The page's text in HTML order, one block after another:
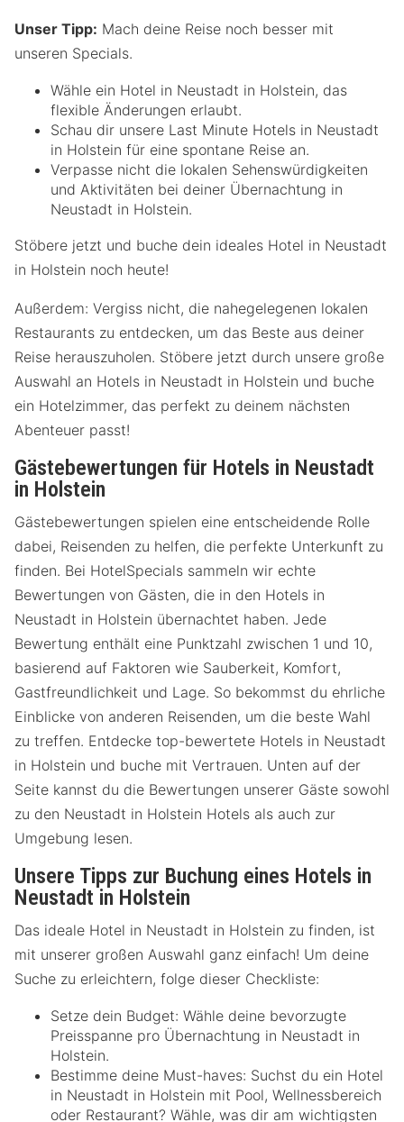
Unser Tipp: Mach deine Reise noch besser mit
unseren Specials.
Wähle ein Hotel in Neustadt in Holstein, das
flexible Änderungen erlaubt.
Schau dir unsere Last Minute Hotels in Neustadt
in Holstein für eine spontane Reise an.
Verpasse nicht die lokalen Sehenswürdigkeiten
und Aktivitäten bei deiner Übernachtung in
Neustadt in Holstein.
Stöbere jetzt und buche dein ideales Hotel in Neustadt
in Holstein noch heute!
Außerdem: Vergiss nicht, die nahegelegenen lokalen
Restaurants zu entdecken, um das Beste aus deiner
Reise herauszuholen. Stöbere jetzt durch unsere große
Auswahl an Hotels in Neustadt in Holstein und buche
ein Hotelzimmer, das perfekt zu deinem nächsten
Abenteuer passt!
Gästebewertungen für Hotels in Neustadt
in Holstein
Gästebewertungen spielen eine entscheidende Rolle
dabei, Reisenden zu helfen, die perfekte Unterkunft zu
finden. Bei HotelSpecials sammeln wir echte
Bewertungen von Gästen, die in den Hotels in
Neustadt in Holstein übernachtet haben. Jede
Bewertung enthält eine Punktzahl zwischen 1 und 10,
basierend auf Faktoren wie Sauberkeit, Komfort,
Gastfreundlichkeit und Lage. So bekommst du ehrliche
Einblicke von anderen Reisenden, um die beste Wahl
zu treffen. Entdecke top-bewertete Hotels in Neustadt
in Holstein und buche mit Vertrauen. Unten auf der
Seite kannst du die Bewertungen unserer Gäste sowohl
zu den Neustadt in Holstein Hotels als auch zur
Umgebung lesen.
Unsere Tipps zur Buchung eines Hotels in
Neustadt in Holstein
Das ideale Hotel in Neustadt in Holstein zu finden, ist
mit unserer großen Auswahl ganz einfach! Um deine
Suche zu erleichtern, folge dieser Checkliste:
Setze dein Budget: Wähle deine bevorzugte
Preisspanne pro Übernachtung in Neustadt in
Holstein.
Bestimme deine Must-haves: Suchst du ein Hotel
in Neustadt in Holstein mit Pool, Wellnessbereich
oder Restaurant? Wähle, was dir am wichtigsten